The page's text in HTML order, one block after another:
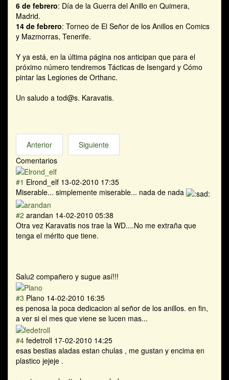
6 de febrero: Día de la Guerra del Anillo en Quimera,
Madrid.
14 de febrero: Torneo de El Señor de los Anillos en Comics
y Mazmorras, Tenerife.
Y ya está, en la última página nos anticipan que para el
próximo número tendremos Tácticas de Isengard y Cómo
pintar las Legiones de Orthanc.
Un saludo a tod@s. Karavatis.
Anterior
Siguiente
Comentarios
#1 Elrond_elf 13-02-2010 17:35
Miserable... simplemente miserable... nada de nada
#2 arandan 14-02-2010 05:38
Otra vez Karavatis nos trae la WD....No me extraña que
tenga el mérito que tiene.
Salu2 compañero y sugue así!!!
#3 Plano 14-02-2010 16:35
es penosa la poca dedicacion al señor de los anillos. en fin,
a ver si el mes que viene se lucen mas...
#4 fedetroll 17-02-2010 14:25
esas bestias aladas estan chulas , me gustan y encima en
plastico jejeje .